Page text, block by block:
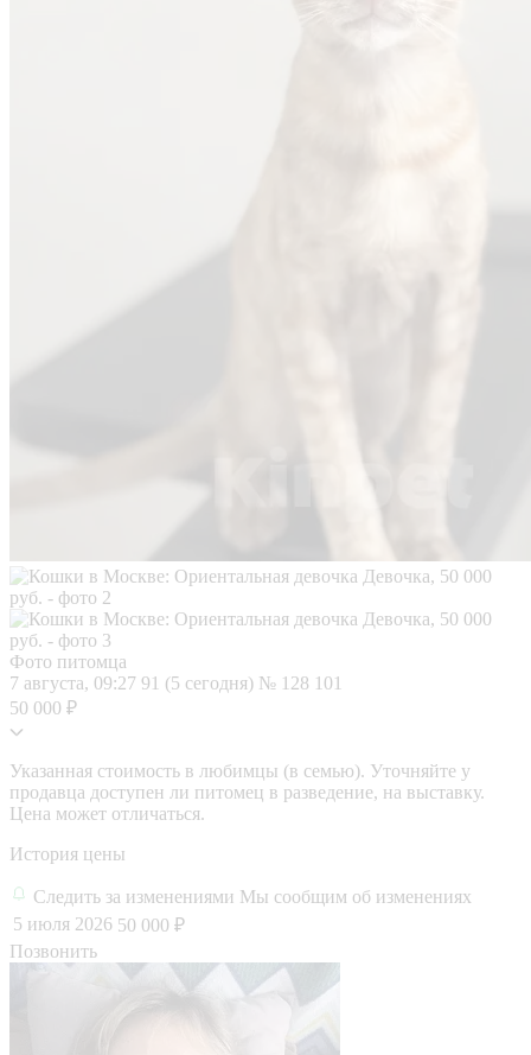
Фото питомца
7 августа, 09:27 91 (5 сегодня) № 128 101
50 000 ₽
Указанная стоимость в любимцы (в семью). Уточняйте у
продавца доступен ли питомец в разведение, на выставку.
Цена может отличаться.
История цены
Следить за изменениями Мы сообщим об изменениях
5 июля 2026 50 000 ₽
Позвонить